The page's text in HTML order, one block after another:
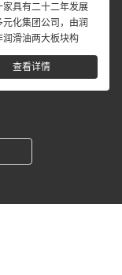
家具有二十二年发展
元化集团公司，由润
润滑油两大板块构
十五个子公司。润滑
查看详情